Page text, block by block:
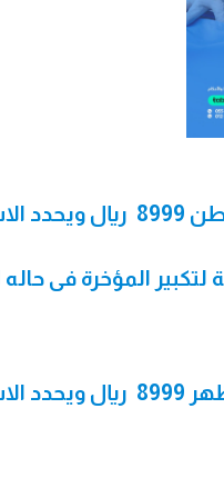
شفط الدهون لمنطقة
فى حاله الرغبة خصم 60%
شفط الدهون لمنطقة